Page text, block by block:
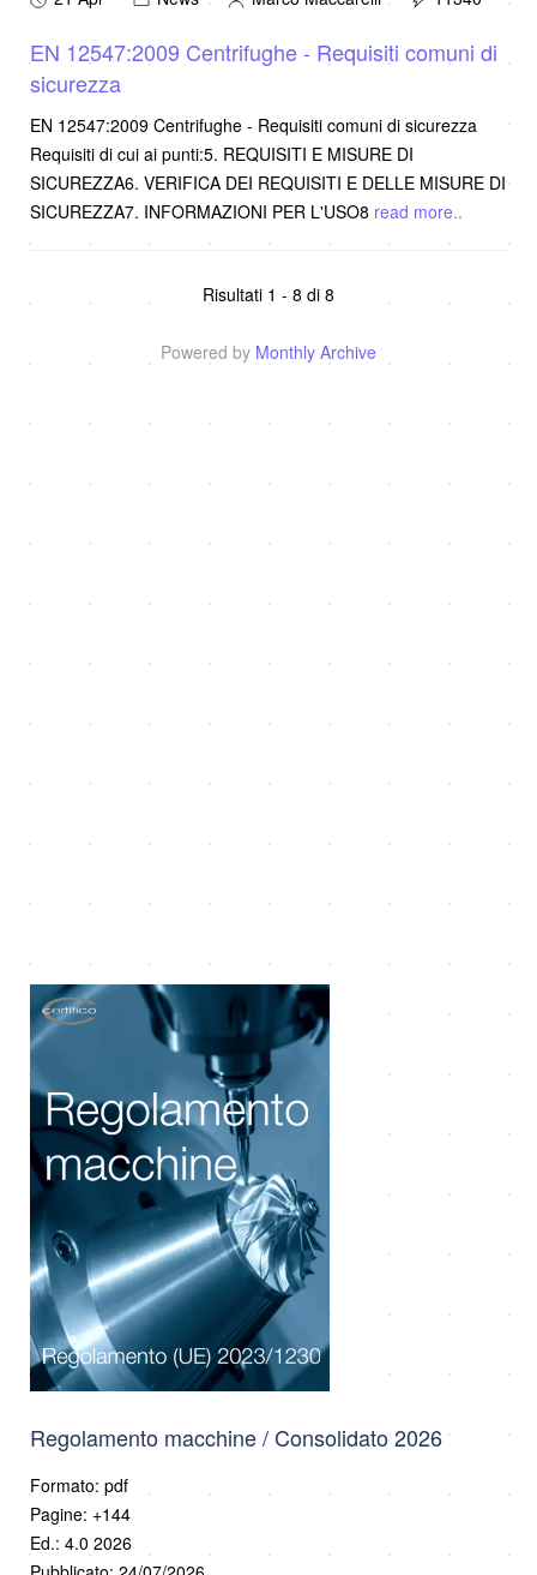
EN 12547:2009 Centrifughe - Requisiti comuni di
sicurezza
EN 12547:2009 Centrifughe - Requisiti comuni di sicurezza
Requisiti di cui ai punti:5. REQUISITI E MISURE DI
SICUREZZA6. VERIFICA DEI REQUISITI E DELLE MISURE DI
SICUREZZA7. INFORMAZIONI PER L'USO8 read more..
Risultati 1 - 8 di 8
Powered by Monthly Archive
Regolamento macchine / Consolidato 2026
Formato: pdf
Pagine: +144
Ed.: 4.0 2026